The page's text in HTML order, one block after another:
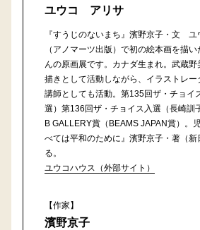
ユウコ アリサ
『すうじのないまち』濱野京子・文 ユ
（アノマーツ出版）で初の絵本画を描
んの原画展です。カナダ生まれ。武蔵
描きとして活動しながら、イラストレ
講師としても活動。第135回ザ・チョイ
選）第136回ザ・チョイス入選（長崎
B GALLERY賞（BEAMS JAPAN賞）。
べては平和のために』濱野京子・著（新
る。
ユウコハウス（外部サイト）
【作家】
濱野京子